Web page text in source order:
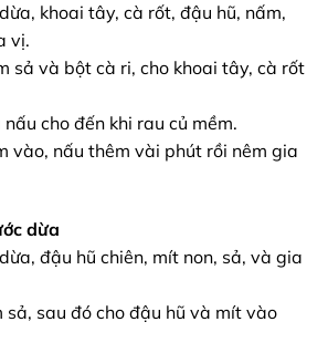
khoai tây, cà rốt, đậu hũ, nấm,
vị.
sả và bột cà ri, cho khoai tây, cà rốt
cho đến khi rau củ mềm.
vào, nấu thêm vài phút rồi nêm gia
dừa
đậu hũ chiên, mít non, sả, và gia
sả, sau đó cho đậu hũ và mít vào